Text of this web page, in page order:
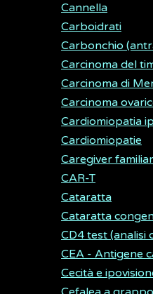
Cannella
Carboidrati
Carbonchio
Carcinoma del
Carcinoma di
Carcinoma
Cardiomiopatia
Cardiomiopatie
Caregiver
CAR-T
Cataratta
Cataratta
CD4 test (analisi
CEA - Antigene
Cecità e